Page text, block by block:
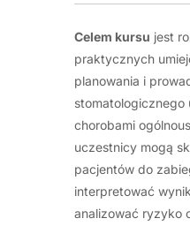
Celem kursu jest
praktycznych
planowania i
stomatologicznego
chorobami
uczestnicy mogą
pacjentów do
interpretować
analizować ryzyko